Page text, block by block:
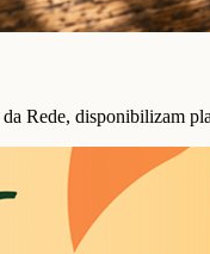
Rede, disponibilizam